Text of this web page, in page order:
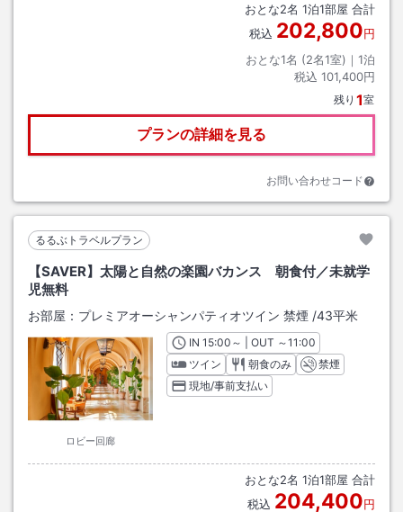
おとな2名 1泊1部屋 合計
税込 202,800円
おとな1名 (2名1室)｜ 1泊
税込 101,400円
残り 1室
プランの詳細を見る
お問い合わせコード
るるぶトラベルプラン
【SAVER】太陽と自然の楽園バカンス 朝食付／未就学
児無料
お部屋： プレミアオーシャンパティオツイン 禁煙 /43平米
ロビー回廊
INチェックイン
15:00 ～ | OUT チェックアウト
～11:00
ツイン
朝食のみ
禁煙
現地/事前支払い
おとな2名 1泊1部屋 合計
税込 204,400円